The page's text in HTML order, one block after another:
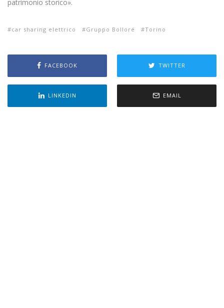
patrimonio storico».
car sharing elettrico Gruppo Bolloré Torino
FACEBOOK TWITTER
LINKEDIN EMAIL